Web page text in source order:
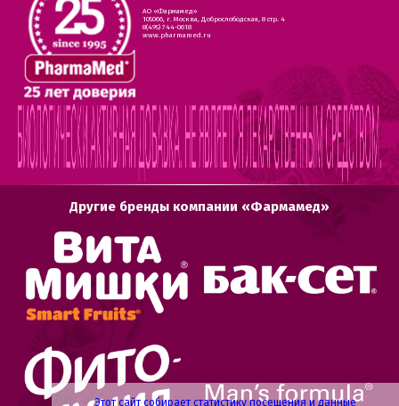
Этот сайт собирает статистику посещения и данные
АО «Фармамед»
105066, г. Москва, Доброслободская, 8 стр. 4
8(495) 744-0618
www.pharmamed.ru
Другие бренды компании «Фармамед»